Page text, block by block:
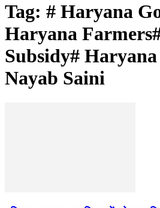
Tag: # Haryana
Haryana
Subsidy# Haryana
Nayab Saini